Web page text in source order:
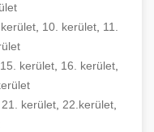
, 10. kerület, 11.
15. kerület 16. kerület
21. kerület 22.kerület